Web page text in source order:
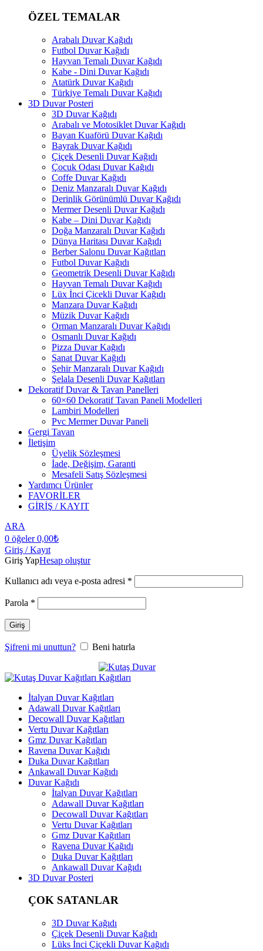
ÖZEL TEMALAR
Arabalı Duvar Kağıdı
Futbol Duvar Kağıdı
Hayvan Temalı Duvar Kağıdı
Kabe - Dini Duvar Kağıdı
Atatürk Duvar Kağıdı
Türkiye Temalı Duvar Kağıdı
3D Duvar Posteri
3D Duvar Kağıdı
Arabalı ve Motosiklet Duvar Kağıdı
Bayan Kuaförü Duvar Kağıdı
Bayrak Duvar Kağıdı
Çiçek Desenli Duvar Kağıdı
Çocuk Odası Duvar Kağıdı
Coffe Duvar Kağıdı
Deniz Manzaralı Duvar Kağıdı
Derinlik Görünümlü Duvar Kağıdı
Mermer Desenli Duvar Kağıdı
Kabe – Dini Duvar Kağıdı
Doğa Manzaralı Duvar Kağıdı
Dünya Haritası Duvar Kağıdı
Berber Salonu Duvar Kağıtları
Futbol Duvar Kağıdı
Geometrik Desenli Duvar Kağıdı
Hayvan Temalı Duvar Kağıdı
Lüx İnci Çicekli Duvar Kağıdı
Manzara Duvar Kağıdı
Müzik Duvar Kağıdı
Orman Manzaralı Duvar Kağıdı
Osmanlı Duvar Kağıdı
Pizza Duvar Kağıdı
Sanat Duvar Kağıdı
Şehir Manzaralı Duvar Kağıdı
Şelala Desenli Duvar Kağıtları
Dekoratif Duvar & Tavan Panelleri
60×60 Dekoratif Tavan Paneli Modelleri
Lambiri Modelleri
Pvc Mermer Duvar Paneli
Gergi Tavan
İletişim
Üyelik Sözleşmesi
İade, Değişim, Garanti
Mesafeli Satış Sözleşmesi
Yardımcı Ürünler
FAVORİLER
GİRİŞ / KAYIT
ARA
0 öğeler 0,00₺
Giriş / Kayıt
Giriş YapHesap oluştur
Kullanıcı adı veya e-posta adresi *
Parola *
Giriş
Şifreni mi unuttun? Beni hatırla
İtalyan Duvar Kağıtları
Adawall Duvar Kağıtları
Decowall Duvar Kağıtları
Vertu Duvar Kağıtları
Gmz Duvar Kağıtları
Ravena Duvar Kağıdı
Duka Duvar Kağıtları
Ankawall Duvar Kağıdı
Duvar Kağıdı
İtalyan Duvar Kağıtları
Adawall Duvar Kağıtları
Decowall Duvar Kağıtları
Vertu Duvar Kağıtları
Gmz Duvar Kağıtları
Ravena Duvar Kağıdı
Duka Duvar Kağıtları
Ankawall Duvar Kağıdı
3D Duvar Posteri
ÇOK SATANLAR
3D Duvar Kağıdı
Çiçek Desenli Duvar Kağıdı
Lüks İnci Çiçekli Duvar Kağıdı